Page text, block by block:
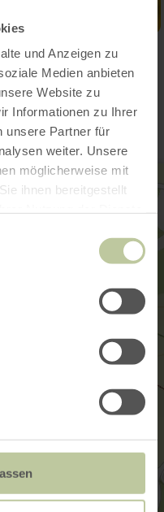
und Anzeigen zu
Medien anbieten
Website zu
Informationen zu Ihrer
unsere Partner für
weiter. Unsere
möglicherweise mit
ihnen bereitgestellt